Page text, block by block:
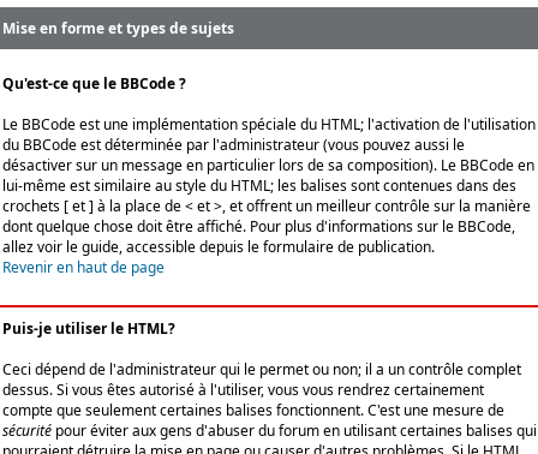
Mise en forme et types de sujets
Qu'est-ce que le BBCode ?
Le BBCode est une implémentation spéciale du HTML; l'activation de l'utilisation
du BBCode est déterminée par l'administrateur (vous pouvez aussi le
désactiver sur un message en particulier lors de sa composition). Le BBCode en
lui-même est similaire au style du HTML; les balises sont contenues dans des
crochets [ et ] à la place de < et >, et offrent un meilleur contrôle sur la manière
dont quelque chose doit être affiché. Pour plus d'informations sur le BBCode,
allez voir le guide, accessible depuis le formulaire de publication.
Revenir en haut de page
Puis-je utiliser le HTML?
Ceci dépend de l'administrateur qui le permet ou non; il a un contrôle complet
dessus. Si vous êtes autorisé à l'utiliser, vous vous rendrez certainement
compte que seulement certaines balises fonctionnent. C'est une mesure de
sécurité pour éviter aux gens d'abuser du forum en utilisant certaines balises qui